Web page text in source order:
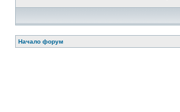
Начало форум